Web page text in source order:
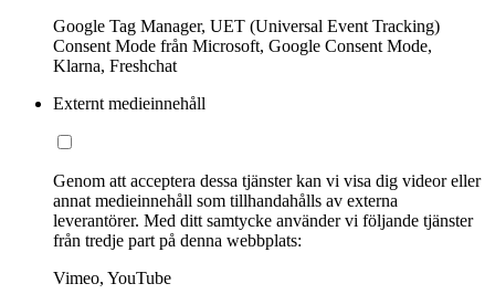
Google Tag Manager, UET (Universal Event Tracking)
Consent Mode från Microsoft, Google Consent Mode,
Klarna, Freshchat
Externt medieinnehåll
Genom att acceptera dessa tjänster kan vi visa dig videor eller
annat medieinnehåll som tillhandahålls av externa
leverantörer. Med ditt samtycke använder vi följande tjänster
från tredje part på denna webbplats:
Vimeo, YouTube